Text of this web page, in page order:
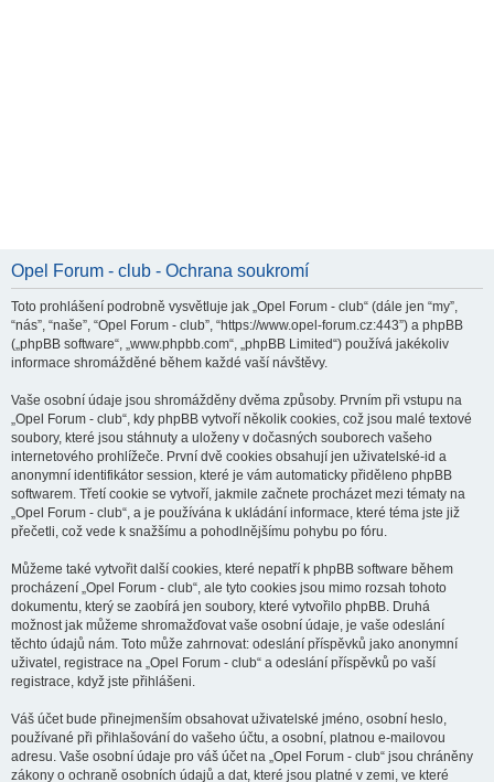
Opel Forum - club - Ochrana soukromí
Toto prohlášení podrobně vysvětluje jak „Opel Forum - club“ (dále jen “my”,
“nás”, “naše”, “Opel Forum - club”, “https://www.opel-forum.cz:443”) a phpBB
(„phpBB software“, „www.phpbb.com“, „phpBB Limited“) používá jakékoliv
informace shromážděné během každé vaší návštěvy.
Vaše osobní údaje jsou shromážděny dvěma způsoby. Prvním při vstupu na
„Opel Forum - club“, kdy phpBB vytvoří několik cookies, což jsou malé textové
soubory, které jsou stáhnuty a uloženy v dočasných souborech vašeho
internetového prohlížeče. První dvě cookies obsahují jen uživatelské-id a
anonymní identifikátor session, které je vám automaticky přiděleno phpBB
softwarem. Třetí cookie se vytvoří, jakmile začnete procházet mezi tématy na
„Opel Forum - club“, a je používána k ukládání informace, které téma jste již
přečetli, což vede k snažšímu a pohodlnějšímu pohybu po fóru.
Můžeme také vytvořit další cookies, které nepatří k phpBB software během
procházení „Opel Forum - club“, ale tyto cookies jsou mimo rozsah tohoto
dokumentu, který se zaobírá jen soubory, které vytvořilo phpBB. Druhá
možnost jak můžeme shromažďovat vaše osobní údaje, je vaše odeslání
těchto údajů nám. Toto může zahrnovat: odeslání příspěvků jako anonymní
uživatel, registrace na „Opel Forum - club“ a odeslání příspěvků po vaší
registrace, když jste přihlášeni.
Váš účet bude přinejmenším obsahovat uživatelské jméno, osobní heslo,
používané při přihlašování do vašeho účtu, a osobní, platnou e-mailovou
adresu. Vaše osobní údaje pro váš účet na „Opel Forum - club“ jsou chráněny
zákony o ochraně osobních údajů a dat, které jsou platné v zemi, ve které